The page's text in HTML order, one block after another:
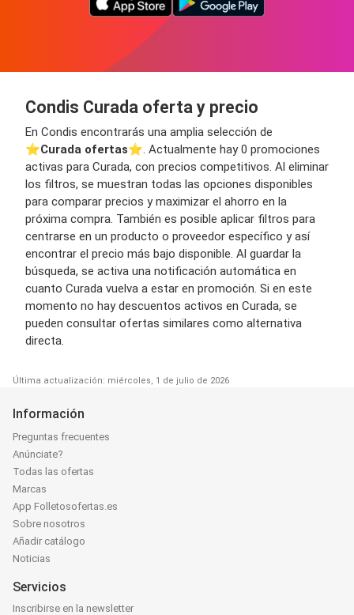
Condis Curada oferta y precio
En Condis encontrarás una amplia selección de
⭐️Curada ofertas⭐️. Actualmente hay 0 promociones
activas para Curada, con precios competitivos. Al eliminar
los filtros, se muestran todas las opciones disponibles
para comparar precios y maximizar el ahorro en la
próxima compra. También es posible aplicar filtros para
centrarse en un producto o proveedor específico y así
encontrar el precio más bajo disponible. Al guardar la
búsqueda, se activa una notificación automática en
cuanto Curada vuelva a estar en promoción. Si en este
momento no hay descuentos activos en Curada, se
pueden consultar ofertas similares como alternativa
directa.
Última actualización: miércoles, 1 de julio de 2026
Información
Preguntas frecuentes
Anúnciate?
Todas las ofertas
Marcas
App Folletosofertas.es
Sobre nosotros
Añadir catálogo
Noticias
Servicios
Inscribirse en la newsletter